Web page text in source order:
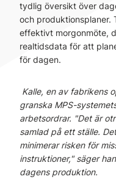
tydlig översikt över
och produktionsplaner.
effektivt morgonmöte,
realtidsdata för att
för dagen.
Kalle, en av fabrikens
granska MPS-
arbetsordrar. "Det är
samlad på ett ställe.
minimerar risken för
instruktioner," säger
dagens produktion.